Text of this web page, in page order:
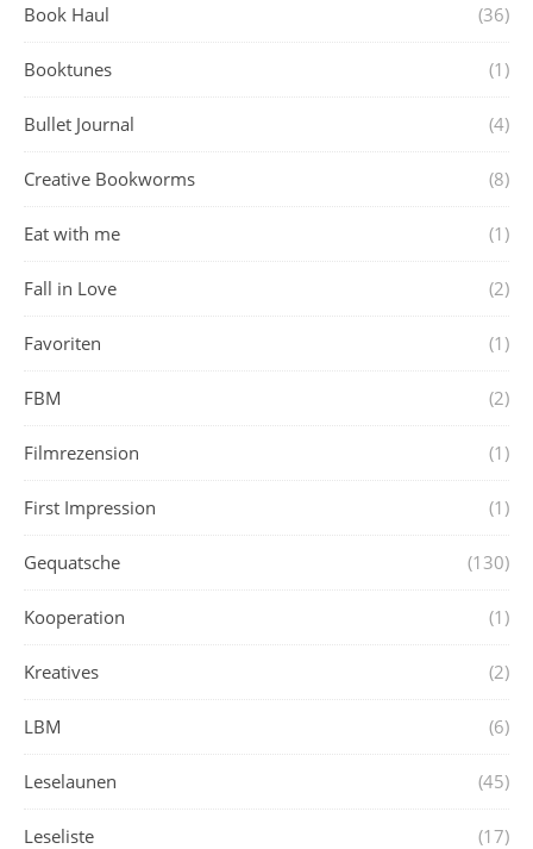
Book Haul (36)
Booktunes (1)
Bullet Journal (4)
Creative Bookworms (8)
Eat with me (1)
Fall in Love (2)
Favoriten (1)
FBM (2)
Filmrezension (1)
First Impression (1)
Gequatsche (130)
Kooperation (1)
Kreatives (2)
LBM (6)
Leselaunen (45)
Leseliste (17)